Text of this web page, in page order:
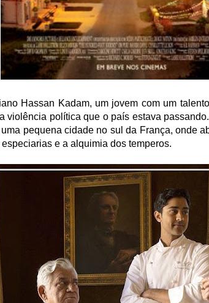
Hassan Kadam, um jovem com um
violência política que o país estava
pequena cidade no sul da França, onde
e a alquimia dos temperos.